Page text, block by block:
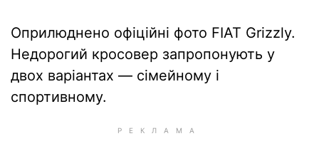
Оприлюднено офіційні фото FIAT Grizzly.
Недорогий кросовер запропонують у
двох варіантах — сімейному і
спортивному.